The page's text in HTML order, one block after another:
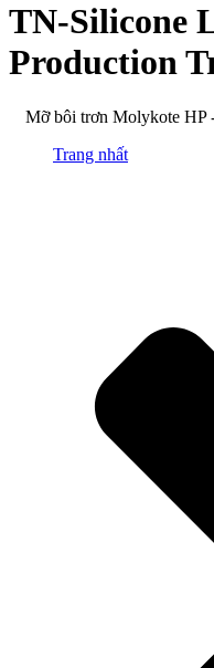
TN-Silicone
Production
Mỡ bôi trơn Molykote HP
Trang nhất